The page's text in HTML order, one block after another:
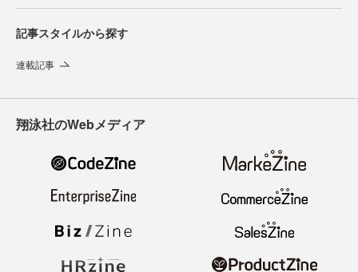
記事スタイルから探す
連載記事
翔泳社のWebメディア